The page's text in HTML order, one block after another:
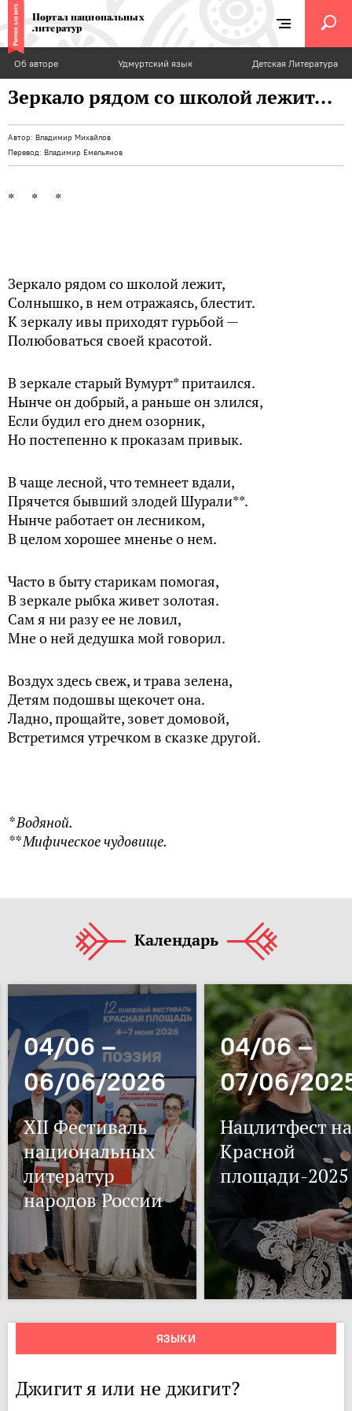
Портал национальных
литератур
Об авторе Удмуртский язык Детская Литература
Зеркало рядом со школой лежит...
Автор: Владимир Михайлов
Перевод: Владимир Емельянов
* * *
Зеркало рядом со школой лежит,
Солнышко, в нем отражаясь, блестит.
К зеркалу ивы приходят гурьбой —
Полюбоваться своей красотой.
В зеркале старый Вумурт* притаился.
Нынче он добрый, а раньше он злился,
Если будил его днем озорник,
Но постепенно к проказам привык.
В чаще лесной, что темнеет вдали,
Прячется бывший злодей Шурали**.
Нынче работает он лесником,
В целом хорошее мненье о нем.
Часто в быту старикам помогая,
В зеркале рыбка живет золотая.
Сам я ни разу ее не ловил,
Мне о ней дедушка мой говорил.
Воздух здесь свеж, и трава зелена,
Детям подошвы щекочет она.
Ладно, прощайте, зовет домовой,
Встретимся утречком в сказке другой.
* Водяной.
** Мифическое чудовище.
Календарь
04/06 –
06/06/2026
XII Фестиваль
национальных
литератур
народов России
04/06 –
07/06/
Нацлитфест на
Красной
площади-2025
ЯЗЫКИ
Джигит я или не джигит?